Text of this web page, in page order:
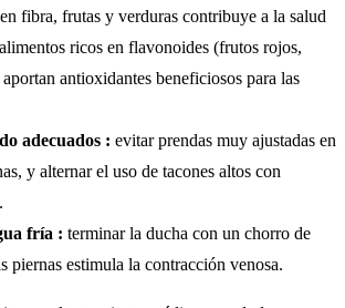
fibra, frutas y verduras contribuye a la salud
ricos en flavonoides (frutos rojos,
antioxidantes beneficiosos para las
adecuados : evitar prendas muy ajustadas en
y alternar el uso de tacones altos con
fría : terminar la ducha con un chorro de
piernas estimula la contracción venosa.